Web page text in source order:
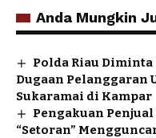
Anda Mungkin
Polda Riau Diminta
Dugaan Pelanggaran
Sukaramai di Kampar
Pengakuan
“Setoran”